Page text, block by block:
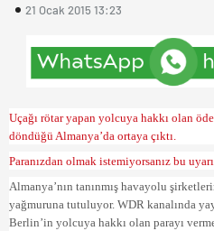
21 Ocak 2015 13:23
Uçağı rötar yapan yolcuya hakkı olan
döndüğü Almanya’da ortaya çıktı.
Paranızdan olmak istemiyorsanız bu
Almanya’nın tanınmış havayolu
yağmuruna tutuluyor. WDR kanalında
Berlin’in yolcuya hakkı olan parayı